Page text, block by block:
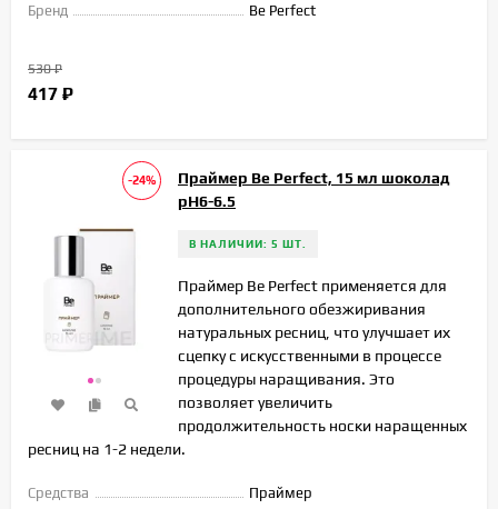
Бренд Be Perfect
530₽
417 ₽
-24%
Праймер Be Perfect, 15 мл шоколад
pH6-6.5
В НАЛИЧИИ: 5 ШТ.
Праймер Be Perfect применяется для
дополнительного обезжиривания
натуральных ресниц, что улучшает их
сцепку с искусственными в процессе
процедуры наращивания. Это
позволяет увеличить
продолжительность носки наращенных
ресниц на 1-2 недели.
Средства
Праймер